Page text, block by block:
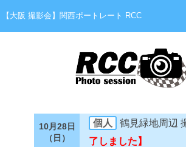
【大阪 撮影会】関西ポートレート RCC
10月28日
（日）
個人 鶴見緑地周辺
了しました】